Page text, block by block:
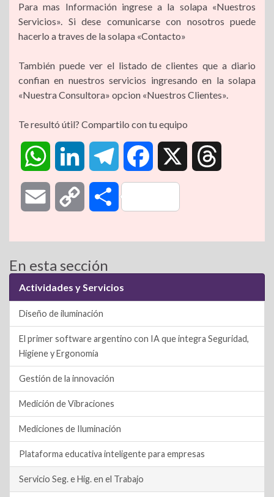
Para mas Información ingrese a la solapa «Nuestros
Servicios». Si dese comunicarse con nosotros puede
hacerlo a traves de la solapa «Contacto»
También puede ver el listado de clientes que a diario
confian en nuestros servicios ingresando en la solapa
«Nuestra Consultora» opcion «Nuestros Clientes».
Te resultó útil? Compartilo con tu equipo
t
s
A
p
k
e
d
e
e
g
r
a
a
c
e
b
o
o
e
a
d
i
l
y
L
k
C
p
r
r
En esta sección
Actividades y Servicios
Diseño de iluminación
El primer software argentino con IA que integra Seguridad,
Higiene y Ergonomía
Gestión de la innovación
Medición de Vibraciones
Mediciones de Iluminación
Plataforma educativa inteligente para empresas
Servicio Seg. e Hig. en el Trabajo